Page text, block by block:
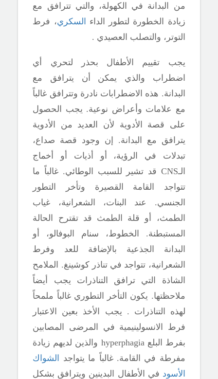
من البدانة في الكهولة، والتي تترافق مع
زيادة الخطورة لتطور الداء السكري، فرط
التوتر، والتصلب العصيدي .
يجب تقييم الأطفال بحذر لتحري أي
اضطراب والذي يمكن أن يترافق مع
البدانة. هذه الاضطرابات نادرة وتترافق غالباً
مع علامات وأعراض نوعية. يجب الحصول
على قصة الأدوية لأن العديد من الأدوية
يترافق مع البدانة. إن وجود قصة صداع،
تبدلات في الرؤية، أو أذيات أو أخماج
الـCNS قد تشير للسبب الوطائي. غالباً ما
تتواجد القامة القصيرة وتأخر التطور
الجنسي. عند البنات، الشعرانية، غياب
الطمث، أو قلة الطمث قد تقترح الحالة
المستبطنة. الخطوط، سنام البوفالو، أو
البدانة الجذعية بالإضافة للعد وفرط
الشعرانية، تتواجد في تناذر كوشينغ. الملامح
الشاذة التي ترافق التناذرات يجب أيضاً
ملاحظتها. يكون التأخر التطوري غالباً ملمحاً
لهذه التناذرات . يجب الأخذ بعين الاعتبار
فرط الانسولينيمية في المرضى المصابين
بفرط البلع hyperphagia والذين لديهم زيادة
مفرطة في القامة. غالباً ما يتواجد الشواك
الأسود في الأطفال البدينين ويترافق بشكل